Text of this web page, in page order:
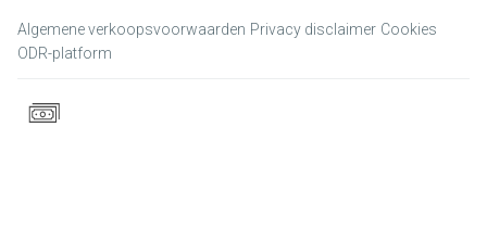
Algemene verkoopsvoorwaarden Privacy disclaimer Cookies
ODR-platform